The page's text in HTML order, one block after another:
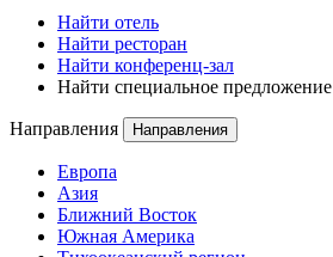
Найти отель
Найти ресторан
Найти конференц-зал
Найти специальное предложение
Направления Направления
Европа
Азия
Ближний Восток
Южная Америка